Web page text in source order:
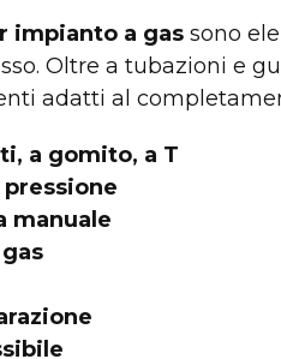
impianto a gas sono
Oltre a tubazioni e
adatti al
a gomito, a T
manuale